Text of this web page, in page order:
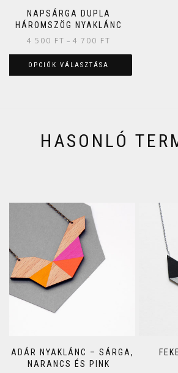
NAPSÁRGA DUPLA
HÁROMSZÖG NYAKLÁNC
4 500 FT – 4 700 FT
OPCIÓK VÁLASZTÁSA
HASONLÓ
MADÁR NYAKLÁNC – SÁRGA,
NARANCS ÉS PINK